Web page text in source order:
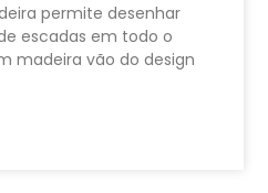
permite desenhar
escadas em todo o
madeira vão do design